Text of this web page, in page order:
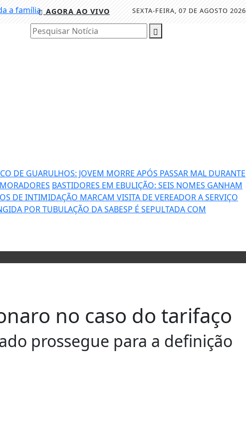
SEXTA-FEIRA, 07 DE AGOSTO 2026
AGORA AO VIVO
Pesquisar Notícia
DE GUARULHOS: JOVEM MORRE APÓS PASSAR MAL DURANTE
BASTIDORES EM EBULIÇÃO: SEIS NOMES GANHAM
DE INTIMIDAÇÃO MARCAM VISITA DE VEREADOR A SERVIÇO
POR TUBULAÇÃO DA SABESP É SEPULTADA COM
no caso do tarifaço
prossegue para a definição